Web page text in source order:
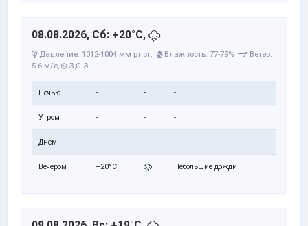
08.08.2026, Сб: +20°C,
Давление: 1012-1004 мм рт.ст. Влажность: 77-79%
Ветер:
5-6 м/с, З,С-З
Ночью - - -
Утром - - -
Днем - - -
Вечером +20°C Небольшие дожди